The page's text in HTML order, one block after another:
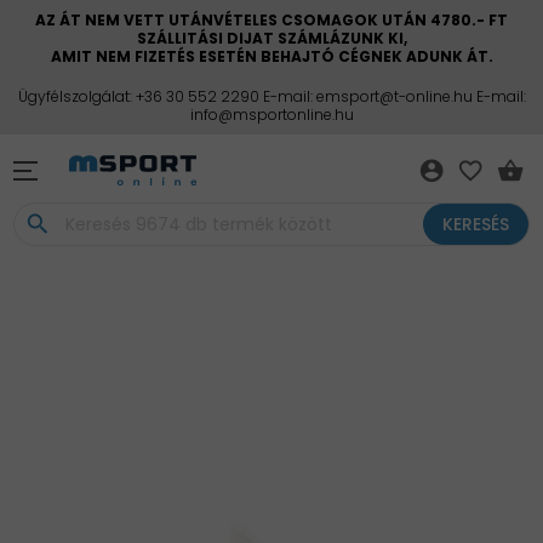
AZ ÁT NEM VETT UTÁNVÉTELES CSOMAGOK UTÁN 4780.- FT
SZÁLLITÁSI DIJAT SZÁMLÁZUNK KI,
AMIT NEM FIZETÉS ESETÉN BEHAJTÓ CÉGNEK ADUNK ÁT.
Ügyfélszolgálat: +36 30 552 2290 E-mail: emsport@t-online.hu E-mail:
info@msportonline.hu
account_circle favorite_border shopping_basket
search KERESÉS